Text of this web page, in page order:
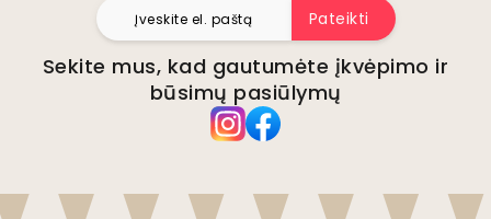
Pateikti
Sekite mus, kad gautumėte įkvėpimo ir
būsimų pasiūlymų